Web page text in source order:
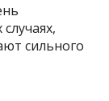
сильного